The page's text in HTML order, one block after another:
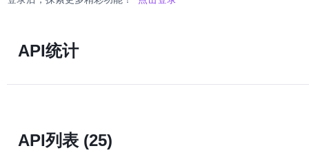
API统计
API列表 (25)